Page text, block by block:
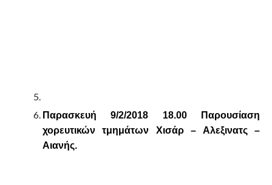
Παρασκευή 9/2/2018 18.00 Παρουσίαση
χορευτικών τμημάτων Χισάρ – Αλεξινατς –
Αιανής.